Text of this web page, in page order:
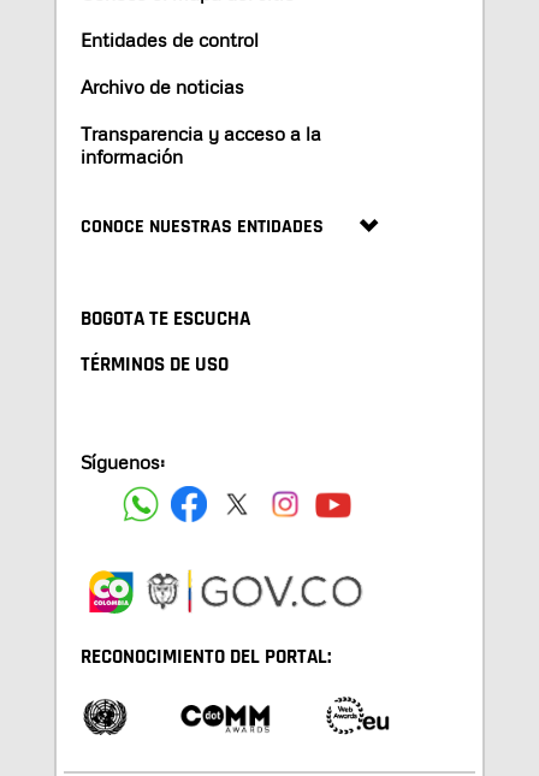
Entidades de control
Archivo de noticias
Transparencia y acceso a la
información
CONOCE NUESTRAS ENTIDADES
BOGOTA TE ESCUCHA
TÉRMINOS DE USO
Síguenos:
RECONOCIMIENTO DEL PORTAL: